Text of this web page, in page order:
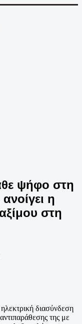
ψήφο στη
η
στη
ηλεκτρική διασύνδεση
της με